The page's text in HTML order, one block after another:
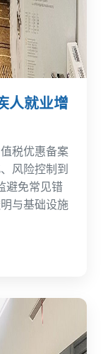
人就业增
税优惠备案
风险控制到
避免常见错
与基础设施